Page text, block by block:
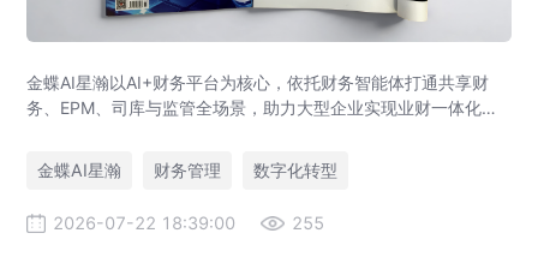
金蝶AI星瀚以AI+财务平台为核心，依托财务智能体打通共享财
务、EPM、司库与监管全场景，助力大型企业实现业财一体化与
局、华为、通威等领先企业的共同选择。
金蝶AI星瀚 财务管理 数字化转型
2026-07-22 18:39:00 255